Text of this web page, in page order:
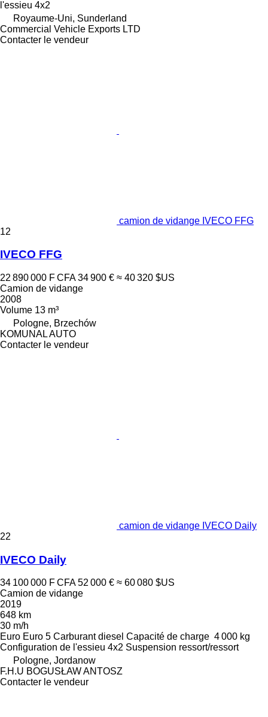
l'essieu 4x2
Royaume-Uni, Sunderland
Commercial Vehicle Exports LTD
Contacter le vendeur
camion de vidange IVECO FFG
12
IVECO FFG
22 890 000 F CFA 34 900 € ≈ 40 320 $US
Camion de vidange
2008
Volume 13 m³
Pologne, Brzechów
KOMUNAL AUTO
Contacter le vendeur
camion de vidange IVECO Daily
22
IVECO Daily
34 100 000 F CFA 52 000 € ≈ 60 080 $US
Camion de vidange
2019
648 km
30 m/h
Euro Euro 5 Carburant diesel Capacité de charge 4 000 kg
Configuration de l'essieu 4x2 Suspension ressort/ressort
Pologne, Jordanow
F.H.U BOGUSŁAW ANTOSZ
Contacter le vendeur